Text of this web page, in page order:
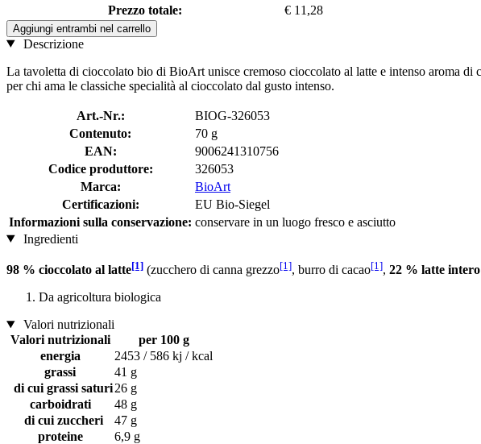
Prezzo totale:
€ 11,28
Aggiungi entrambi nel carrello
Descrizione
La tavoletta di cioccolato bio di BioArt unisce cremoso cioccolato al latte e intenso aroma
per chi ama le classiche specialità al cioccolato dal gusto intenso.
Art.-Nr.:
BIOG-326053
Contenuto:
70 g
EAN:
9006241310756
Codice produttore:
326053
Marca:
BioArt
Certificazioni:
EU Bio-Siegel
Informazioni sulla conservazione: conservare in un luogo fresco e asciutto
Ingredienti
98 % cioccolato al latte[1] (zucchero di canna grezzo[1], burro di cacao[1], 22 % latte
Da agricoltura biologica
Valori nutrizionali
Valori nutrizionali
per 100 g
energia
2453 / 586 kj / kcal
grassi
41 g
di cui grassi saturi26 g
carboidrati
48 g
di cui zuccheri
47 g
proteine
6,9 g